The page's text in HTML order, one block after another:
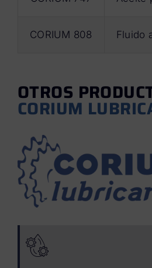
CORIUM 808 Fluido
OTROS
CORIUM